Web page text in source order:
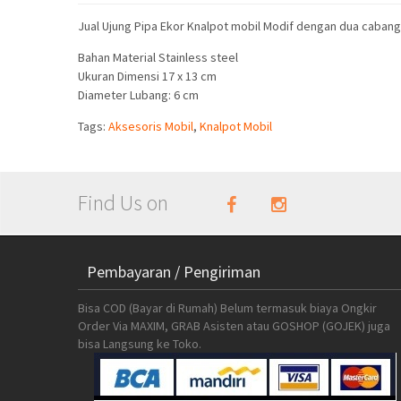
Jual Ujung Pipa Ekor Knalpot mobil Modif dengan dua
Bahan Material Stainless steel
Ukuran Dimensi 17 x 13 cm
Diameter Lubang: 6 cm
Tags: Aksesoris Mobil, Knalpot Mobil
Find Us on
Pembayaran / Pengiriman
Bisa COD (Bayar di Rumah) Belum termasuk biaya Ongkir
Order Via MAXIM, GRAB Asisten atau GOSHOP (GOJEK) juga
bisa Langsung ke Toko.